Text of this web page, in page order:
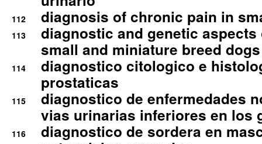
112 diagnosis of chronic pain in
113
diagnostic and genetic
small and miniature breed
114
diagnostico citologico e
prostaticas
115
diagnostico de enfermedades
vias urinarias inferiores en los
116
diagnostico de sordera en